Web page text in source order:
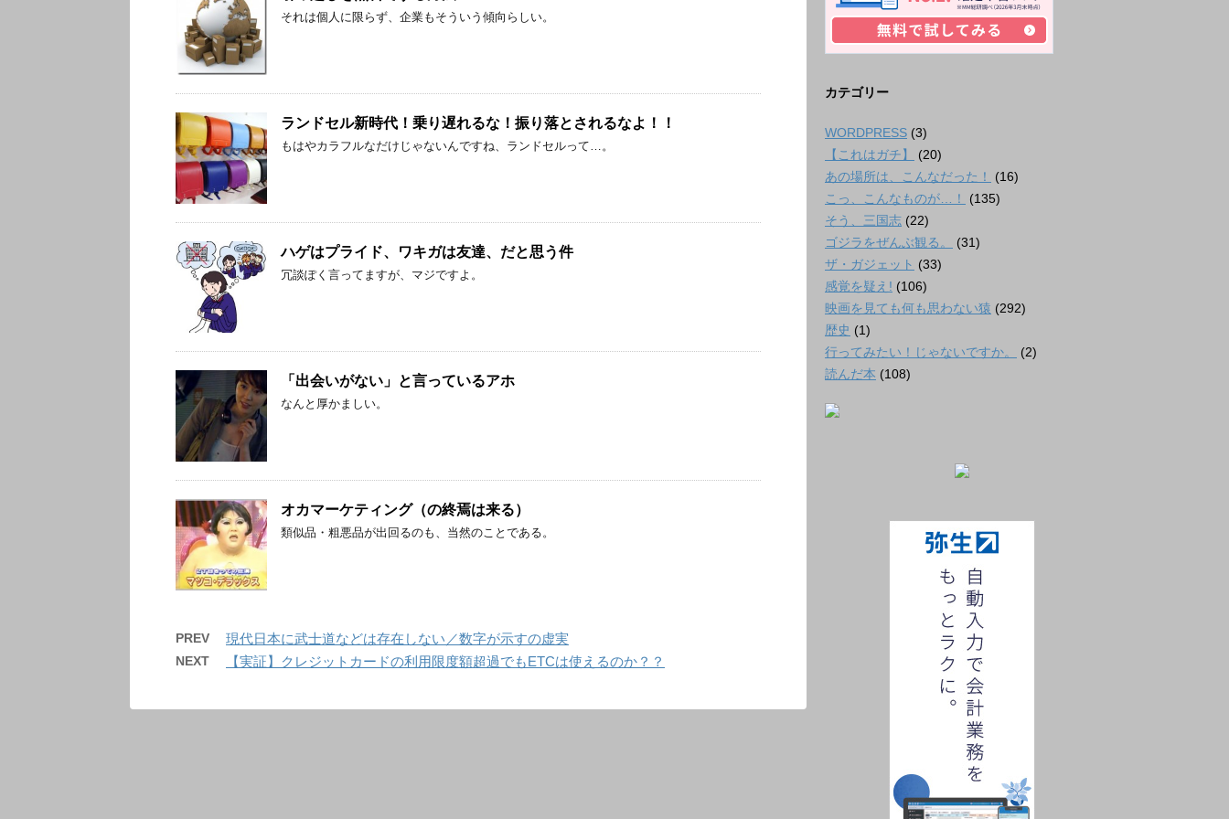
それは個人に限らず、企業もそういう傾向らしい。
ランドセル新時代！乗り遅れるな！振り落とされるなよ！！
もはやカラフルなだけじゃないんですね、ランドセルって…。
ハゲはプライド、ワキガは友達、だと思う件
冗談ぽく言ってますが、マジですよ。
「出会いがない」と言っているアホ
なんと厚かましい。
オカマーケティング（の終焉は来る）
類似品・粗悪品が出回るのも、当然のことである。
PREV 現代日本に武士道などは存在しない／数字が示すの虚実
NEXT 【実証】クレジットカードの利用限度額超過でもETCは使えるのか？？
カテゴリー
WORDPRESS (3)
【これはガチ】
(20)
あの場所は、こんなだった！
(16)
こっ、こんなものが…！
(135)
そう、三国志 (22)
ゴジラをぜんぶ観る。
(31)
ザ・ガジェット (33)
感覚を疑え! (106)
映画を見ても何も思わない猿 (292)
歴史 (1)
行ってみたい！じゃないですか。
(2)
読んだ本 (108)